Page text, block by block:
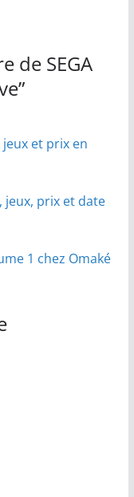
de SEGA
”
jeux et prix en
jeux, prix et date
1 chez Omaké